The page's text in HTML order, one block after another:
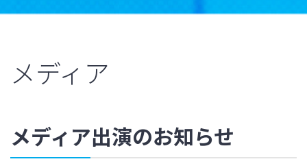
メディア
メディア出演のお知らせ